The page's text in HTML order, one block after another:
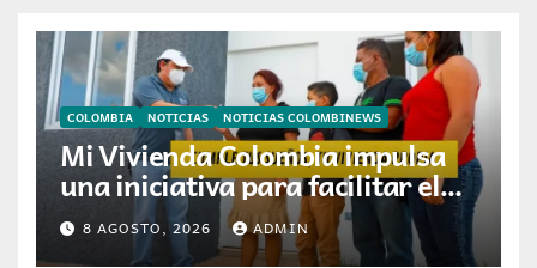
COLOMBIA NOTICIAS NOTICIAS COLOMBINEWS
Mi Vivienda Colombia impulsa
una iniciativa para facilitar el
acceso a la vivienda de familias
colombianas
8 AGOSTO, 2026 ADMIN